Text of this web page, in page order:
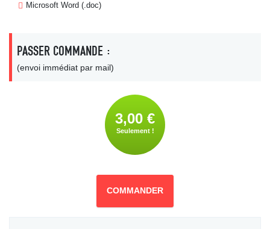
Microsoft Word (.doc)
PASSER COMMANDE :
(envoi immédiat par mail)
3,00 €
Seulement !
COMMANDER